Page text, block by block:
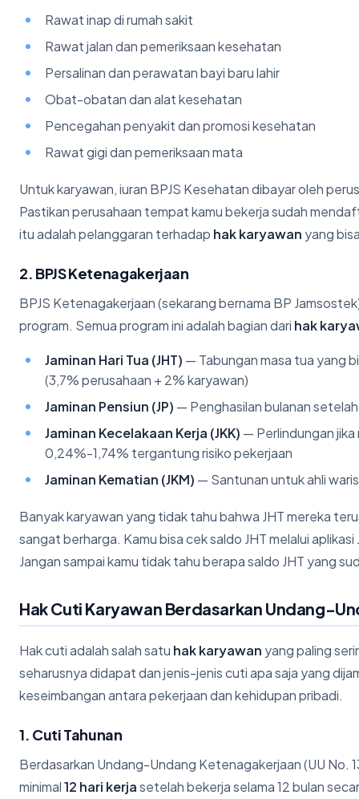
Rawat inap di rumah sakit
Rawat jalan dan pemeriksaan kesehatan
Persalinan dan perawatan bayi baru lahir
Obat-obatan dan alat kesehatan
Pencegahan penyakit dan promosi kesehatan
Rawat gigi dan pemeriksaan mata
Untuk karyawan, iuran BPJS Kesehatan dibayar oleh
Pastikan perusahaan tempat kamu bekerja sudah
itu adalah pelanggaran terhadap hak karyawan yang
2. BPJS Ketenagakerjaan
BPJS Ketenagakerjaan (sekarang bernama BP
program. Semua program ini adalah bagian dari hak
Jaminan Hari Tua (JHT) — Tabungan masa tua yang
(3,7% perusahaan + 2% karyawan)
Jaminan Pensiun (JP) — Penghasilan bulanan
Jaminan Kecelakaan Kerja (JKK) — Perlindungan
0,24%-1,74% tergantung risiko pekerjaan
Jaminan Kematian (JKM) — Santunan untuk ahli
Banyak karyawan yang tidak tahu bahwa JHT mereka
sangat berharga. Kamu bisa cek saldo JHT melalui
Jangan sampai kamu tidak tahu berapa saldo JHT yang
Hak Cuti Karyawan Berdasarkan Undang-
Hak cuti adalah salah satu hak karyawan yang paling
seharusnya didapat dan jenis-jenis cuti apa saja yang
keseimbangan antara pekerjaan dan kehidupan pribadi.
1. Cuti Tahunan
Berdasarkan Undang-Undang Ketenagakerjaan (UU No.
minimal12 hari kerjasetelah bekerja selama 12 bulan